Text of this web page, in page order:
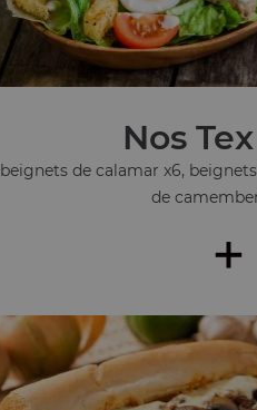
Nos
beignets de calamar x6,
de
+